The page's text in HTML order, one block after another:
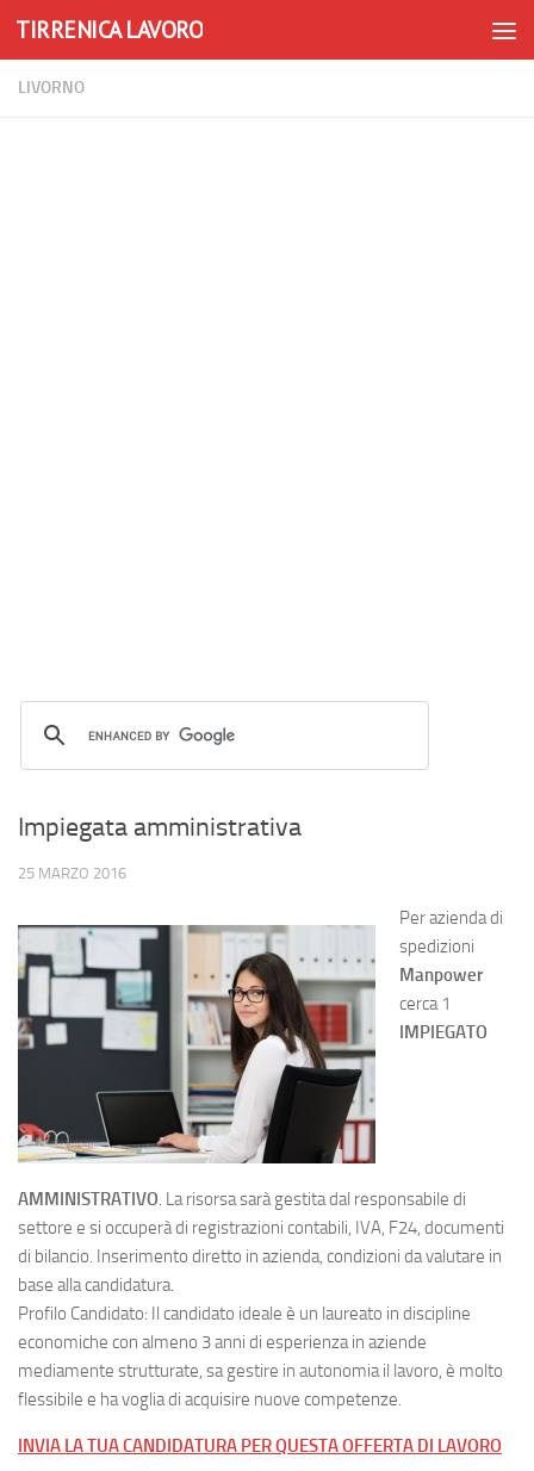
Skip to content
TIRRENICA LAVORO
LIVORNO
Impiegata amministrativa
25 MARZO 2016
Per azienda di
spedizioni
Manpower
cerca 1
IMPIEGATO
AMMINISTRATIVO. La risorsa sarà gestita dal responsabile di
settore e si occuperà di registrazioni contabili, IVA, F24, documenti
di bilancio. Inserimento diretto in azienda, condizioni da valutare in
base alla candidatura.
Profilo Candidato: Il candidato ideale è un laureato in discipline
economiche con almeno 3 anni di esperienza in aziende
mediamente strutturate, sa gestire in autonomia il lavoro, è molto
flessibile e ha voglia di acquisire nuove competenze.
INVIA LA TUA CANDIDATURA PER QUESTA OFFERTA DI LAVORO